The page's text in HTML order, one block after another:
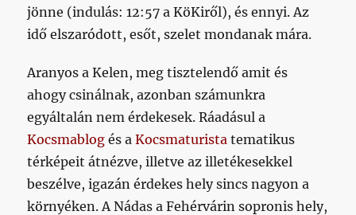
jönne (indulás: 12:57 a KöKiről), és ennyi. Az
idő elszaródott, esőt, szelet mondanak mára.
Aranyos a Kelen, meg tisztelendő amit és
ahogy csinálnak, azonban számunkra
egyáltalán nem érdekesek. Ráadásul a
Kocsmablog és aKocsmaturista tematikus
térképeit átnézve, illetve az illetékesekkel
beszélve, igazán érdekes hely sincs nagyon a
környéken. A Nádas a Fehérvárin sopronis hely,